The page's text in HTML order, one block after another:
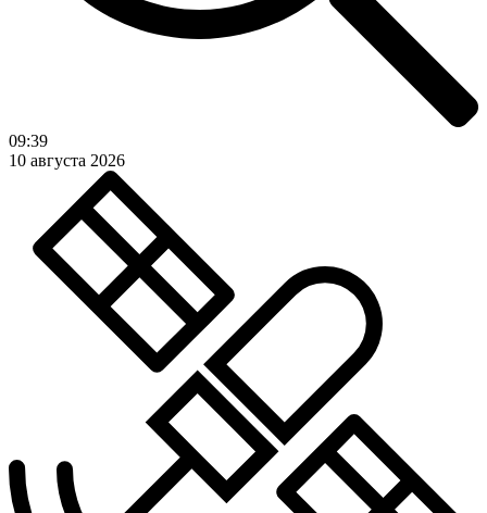
09:39
10 августа 2026